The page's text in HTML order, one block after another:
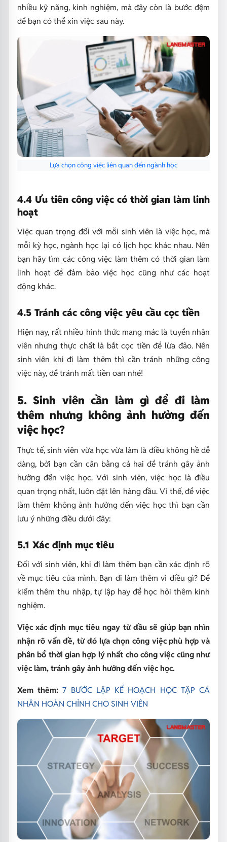
nhiều kỹ năng, kinh nghiệm, mà đây còn là bước đệm
để bạn có thể xin việc sau này.
Lựa chọn công việc liên quan đến ngành học
4.4 Ưu tiên công việc có thời gian làm linh
hoạt
Việc quan trọng đối với mỗi sinh viên là việc học, mà
mỗi kỳ học, ngành học lại có lịch học khác nhau. Nên
bạn hãy tìm các công việc làm thêm có thời gian làm
linh hoạt để đảm bảo việc học cũng như các hoạt
động khác.
4.5 Tránh các công việc yêu cầu cọc tiền
Hiện nay, rất nhiều hình thức mang mác là tuyển nhân
viên nhưng thực chất là bắt cọc tiền để lừa đảo. Nên
sinh viên khi đi làm thêm thì cần tránh những công
việc này, để tránh mất tiền oan nhé!
5. Sinh viên cần làm gì để đi làm
thêm nhưng không ảnh hưởng đến
việc học?
Thực tế, sinh viên vừa học vừa làm là điều không hề dễ
dàng, bởi bạn cần cân bằng cả hai để tránh gây ảnh
hưởng đến việc học. Với sinh viên, việc học là điều
quan trọng nhất, luôn đặt lên hàng đầu. Vì thế, để việc
làm thêm không ảnh hưởng đến việc học thì bạn cần
lưu ý những điều dưới đây:
5.1 Xác định mục tiêu
Đối với sinh viên, khi đi làm thêm bạn cần xác định rõ
về mục tiêu của mình. Bạn đi làm thêm vì điều gì? Để
kiếm thêm thu nhập, tự lập hay để học hỏi thêm kinh
nghiệm.
Việc xác định mục tiêu ngay từ đầu sẽ giúp bạn nhìn
nhận rõ vấn đề, từ đó lựa chọn công việc phù hợp và
phân bổ thời gian hợp lý nhất cho công việc cũng như
việc làm, tránh gây ảnh hưởng đến việc học.
Xem thêm: 7 BƯỚC LẬP KẾ HOẠCH HỌC TẬP CÁ
NHÂN HOÀN CHỈNH CHO SINH VIÊN